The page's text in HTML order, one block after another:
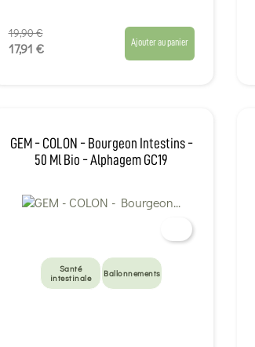
19,90 €
17,91 € Ajouter au panier
GEM - COLON - Bourgeon Intestins -
50 Ml Bio - Alphagem GC19
Santé
intestinale
Ballonnements